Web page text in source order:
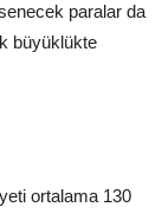
paralar da
büyüklükte
ortalama 130